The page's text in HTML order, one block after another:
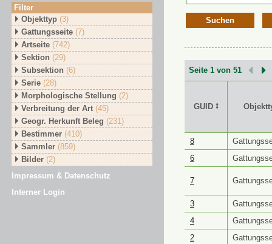
Filter
Objekttyp (3)
Gattungsseite (7)
Artseite (742)
Sektion (29)
Subsektion (6)
Serie (28)
Morphologische Stellung (2)
Verbreitung der Art (45)
Geogr. Herkunft Beleg (231)
Bestimmer (410)
Sammler (859)
Bilder (2)
Impressum & Datenschutz
Interner Login
Suchen
Seite 1 von 51
GUID ⭥
GUID ⭥
8
6
7
3
4
2